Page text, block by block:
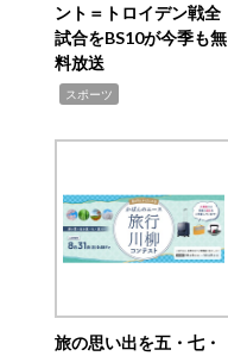
ント＝トロイデン戦全
試合をBS10が今季も無
料放送
スポーツ
旅の思い出を五・七・